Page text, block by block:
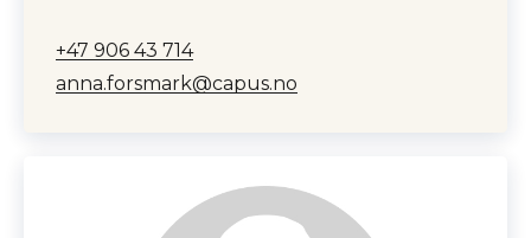
+47 906 43 714
anna.forsmark@capus.no